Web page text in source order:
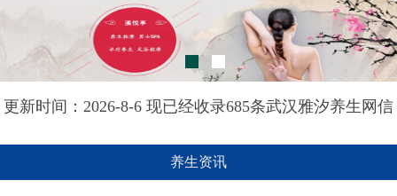
更新时间：2026-8-6 现已经收录685条武汉雅汐养生网信
养生资讯